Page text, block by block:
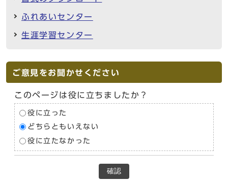
ふれあいセンター
生涯学習センター
ご意見をお聞かせください
このページは役に立ちましたか？
役に立った
どちらともいえない
役に立たなかった
確認